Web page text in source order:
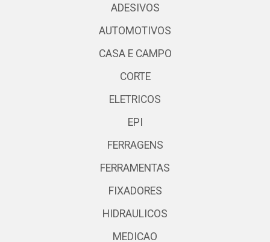
ADESIVOS
AUTOMOTIVOS
CASA E CAMPO
CORTE
ELETRICOS
EPI
FERRAGENS
FERRAMENTAS
FIXADORES
HIDRAULICOS
MEDICAO